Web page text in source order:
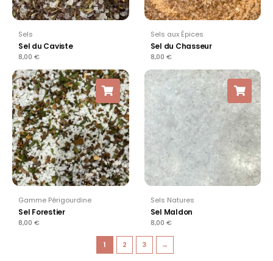
Sels
Sel du Caviste
8,00 €
Sels aux Épices
Sel du Chasseur
8,00 €
Gamme Périgourdine
Sel Forestier
8,00 €
Sels Natures
Sel Maldon
8,00 €
1 2 3 →